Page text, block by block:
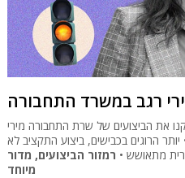
את הביצועים של שרת התחבורה מירי
הרוגים בכבישים, ביצוע התקציב לא
מתאושש • רמזור הביצועים, מדור
מיוחד